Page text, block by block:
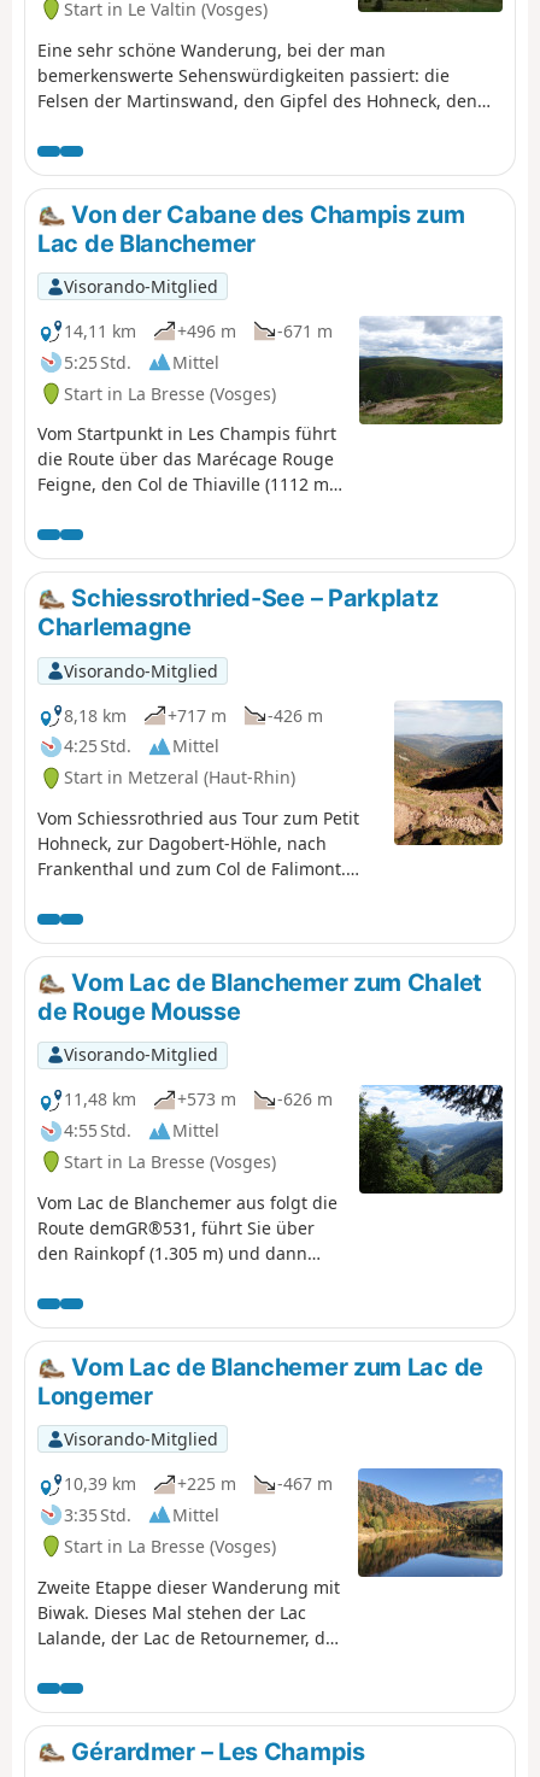
Start in Le Valtin (Vosges)
Eine sehr schöne Wanderung, bei der man
bemerkenswerte Sehenswürdigkeiten passiert: die
Felsen der Martinswand, den Gipfel des Hohneck, den
„Boule” auf dem Gipfel).
Von der Cabane des Champis zum
Lac de Blanchemer
Visorando-Mitglied
14,11 km
+496 m
-671 m
5:25 Std.
Mittel
Start in La Bresse (Vosges)
Vom Startpunkt in Les Champis führt
die Route über das Marécage Rouge
Feigne, den Col de Thiaville (1112 m),
du Wormspel (1277 m) hinunter zum
Lac de Blanchemer.
Schiessrothried-See – Parkplatz
Charlemagne
Visorando-Mitglied
8,18 km
+717 m
-426 m
4:25 Std.
Mittel
Start in Metzeral (Haut-Rhin)
Vom Schiessrothried aus Tour zum Petit
Hohneck, zur Dagobert-Höhle, nach
Frankenthal und zum Col de Falimont.
befahrbar. Die Strecke zwischen (3), (4), (5)
und (6) ist vom 1. November bis zum 30.
April 2022 gesperrt (Präfekturbeschluss
vom 18. Mai 2022).
Vom Lac de Blanchemer zum Chalet
de Rouge Mousse
Visorando-Mitglied
11,48 km
+573 m
-626 m
4:55 Std.
Mittel
Start in La Bresse (Vosges)
Vom Lac de Blanchemer aus folgt die
Route demGR®531, führt Sie über
den Rainkopf (1.305 m) und dann
zum Col de Bramont und zum Étang
de Sèchemer, um schließlich zum
Chalet de Rouge Mousse zu
gelangen.
Vom Lac de Blanchemer zum Lac de
Longemer
Visorando-Mitglied
10,39 km
+225 m
-467 m
3:35 Std.
Mittel
Start in La Bresse (Vosges)
Zweite Etappe dieser Wanderung mit
Biwak. Dieses Mal stehen der Lac
Lalande, der Lac de Retournemer, der
und der Wasserfall Cascade de
Retournemer auf Ihrem Programm,
wo Sie wunderschöne Farben
entdecken können.
Gérardmer – Les Champis